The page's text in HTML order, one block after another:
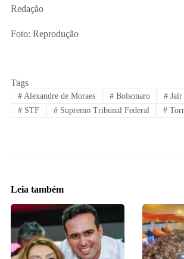
Redação
Foto: Reprodução
Tags
#Alexandre de Moraes #Bolsonaro # Jair
#STF #Supremo Tribunal Federal #
Leia também